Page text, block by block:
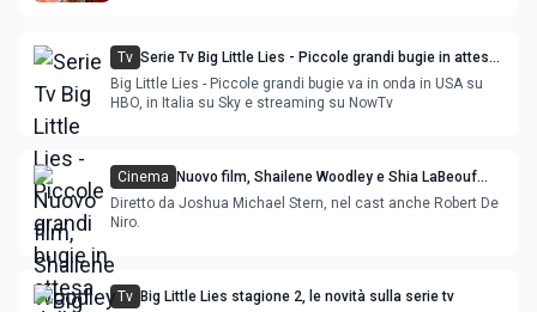
Tv Serie Tv Big Little Lies - Piccole grandi bugie in attesa
della terza stagione.
Big Little Lies - Piccole grandi bugie va in onda in USA su
HBO, in Italia su Sky e streaming su NowTv
Cinema
Nuovo film, Shailene Woodley e Shia LaBeouf
protagonisti di After Exile
Diretto da Joshua Michael Stern, nel cast anche Robert De
Niro.
Tv Big Little Lies stagione 2, le novità sulla serie tv